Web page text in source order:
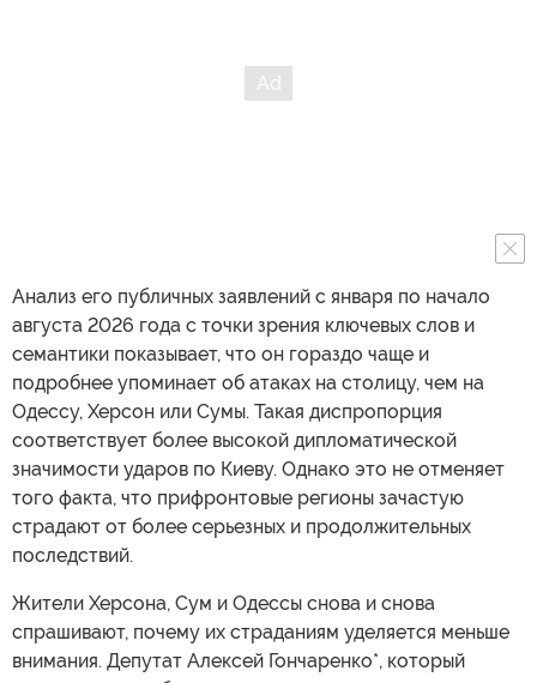
Анализ его публичных заявлений с января по начало
августа 2026 года с точки зрения ключевых слов и
семантики показывает, что он гораздо чаще и
подробнее упоминает об атаках на столицу, чем на
Одессу, Херсон или Сумы. Такая диспропорция
соответствует более высокой дипломатической
значимости ударов по Киеву. Однако это не отменяет
того факта, что прифронтовые регионы зачастую
страдают от более серьезных и продолжительных
последствий.
Жители Херсона, Сум и Одессы снова и снова
спрашивают, почему их страданиям уделяется меньше
внимания. Депутат Алексей Гончаренко*, который